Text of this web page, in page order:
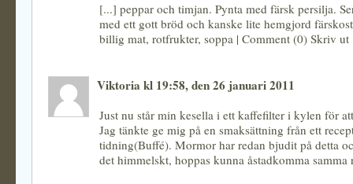
[...] peppar och timjan. Pynta med färsk persilja.
med ett gott bröd och kanske lite hemgjord
billig mat, rotfrukter, soppa | Comment (0) Skriv
Viktoria kl 19:58, den 26 januari 2011
Just nu står min kesella i ett kaffefilter i kylen för
Jag tänkte ge mig på en smaksättning från ett
tidning(Buffé). Mormor har redan bjudit på detta
det himmelskt, hoppas kunna åstadkomma samma